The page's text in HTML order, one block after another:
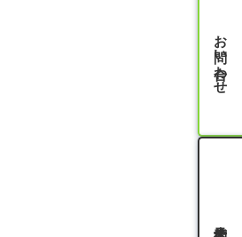
お問い合わせ